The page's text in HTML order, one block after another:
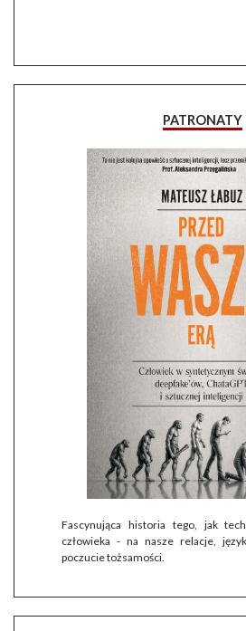
PATRONATY
Fascynująca historia tego, jak
człowieka - na nasze relacje,
poczucie tożsamości.